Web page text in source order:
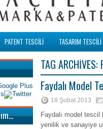
PATENT TESCİLİ TASARIM TESCİLİ
TAG ARCHIVES:
Faydalı Model
18 Şubat 2013
Faydalı model
yenilik ve sanayiye